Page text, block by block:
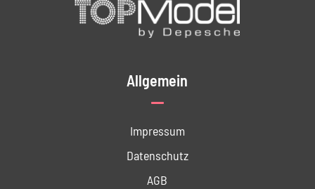
Allgemein
Impressum
Datenschutz
AGB